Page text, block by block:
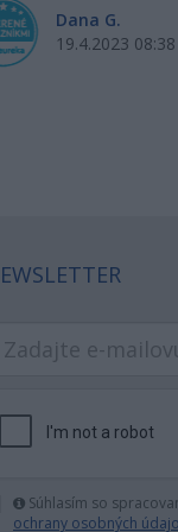
Dana G.
19.4.2023 08:38
Súhlasím so
ochrany osobných